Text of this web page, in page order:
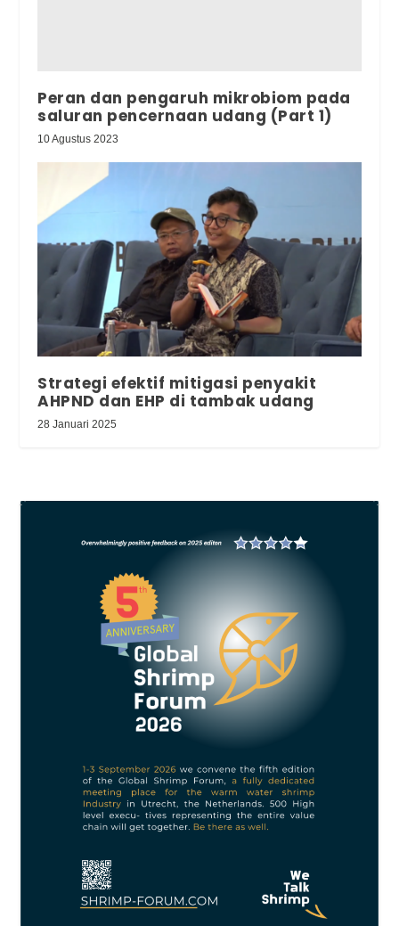
Peran dan pengaruh mikrobiom pada
saluran pencernaan udang (Part 1)
10 Agustus 2023
Strategi efektif mitigasi penyakit
AHPND dan EHP di tambak udang
28 Januari 2025